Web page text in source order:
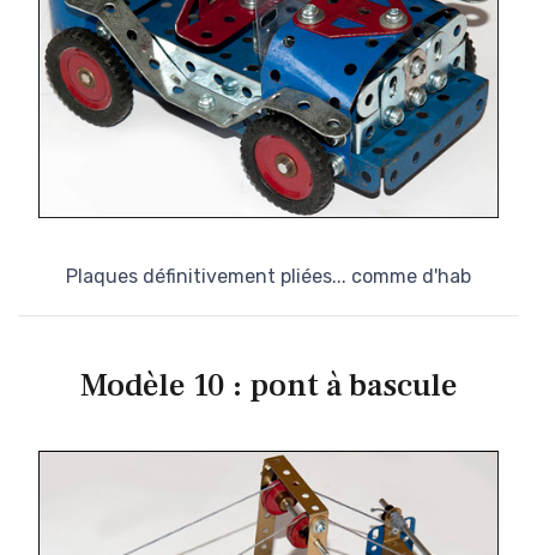
Plaques définitivement pliées... comme d'hab
Modèle 10 : pont à bascule